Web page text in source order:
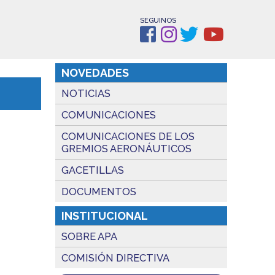
SEGUINOS
NOVEDADES
NOTICIAS
COMUNICACIONES
COMUNICACIONES DE LOS
GREMIOS AERONÁUTICOS
GACETILLAS
DOCUMENTOS
INSTITUCIONAL
SOBRE APA
COMISIÓN DIRECTIVA